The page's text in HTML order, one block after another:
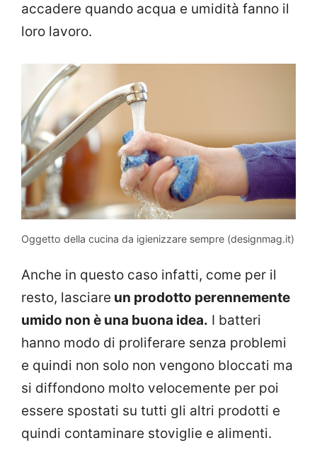
accadere quando acqua e umidità fanno il
loro lavoro.
Oggetto della cucina da igienizzare sempre (designmag.it)
Anche in questo caso infatti, come per il
resto, lasciare un prodotto perennemente
umido non è una buona idea. I batteri
hanno modo di proliferare senza problemi
e quindi non solo non vengono bloccati ma
si diffondono molto velocemente per poi
essere spostati su tutti gli altri prodotti e
quindi contaminare stoviglie e alimenti.